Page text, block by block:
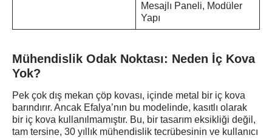
Mesajlı Paneli, Modüler
Yapı
Mühendislik Odak Noktası: Neden İç Kova
Yok?
Pek çok dış mekan çöp kovası, içinde metal bir iç kova
barındırır. Ancak Efalya’nın bu modelinde, kasıtlı olarak
bir iç kova kullanılmamıştır. Bu, bir tasarım eksikliği değil,
tam tersine, 30 yıllık mühendislik tecrübesinin ve kullanıcı